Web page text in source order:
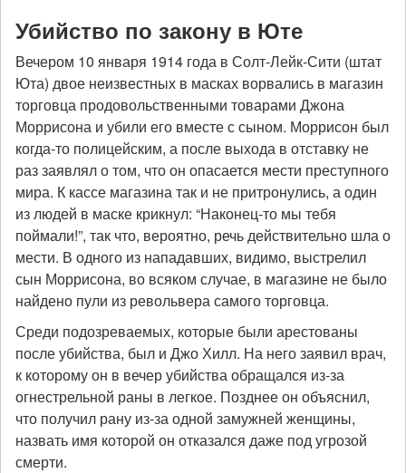
Убийство по закону в Юте
Вечером 10 января 1914 года в Солт-Лейк-Сити (штат
Юта) двое неизвестных в масках ворвались в магазин
торговца продовольственными товарами Джона
Моррисона и убили его вместе с сыном. Моррисон был
когда-то полицейским, а после выхода в отставку не
раз заявлял о том, что он опасается мести преступного
мира. К кассе магазина так и не притронулись, а один
из людей в маске крикнул: “Наконец-то мы тебя
поймали!”, так что, вероятно, речь действительно шла о
мести. В одного из нападавших, видимо, выстрелил
сын Моррисона, во всяком случае, в магазине не было
найдено пули из револьвера самого торговца.
Среди подозреваемых, которые были арестованы
после убийства, был и Джо Хилл. На него заявил врач,
к которому он в вечер убийства обращался из-за
огнестрельной раны в легкое. Позднее он объяснил,
что получил рану из-за одной замужней женщины,
назвать имя которой он отказался даже под угрозой
смерти.